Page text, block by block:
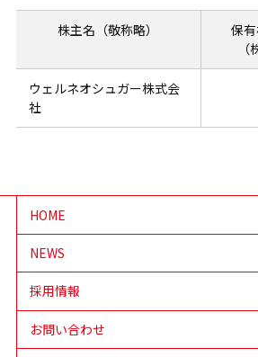
株主名（敬称略）
保
（
ウェルネオシュガー株式会
社
HOME
NEWS
採用情報
お問い合わせ